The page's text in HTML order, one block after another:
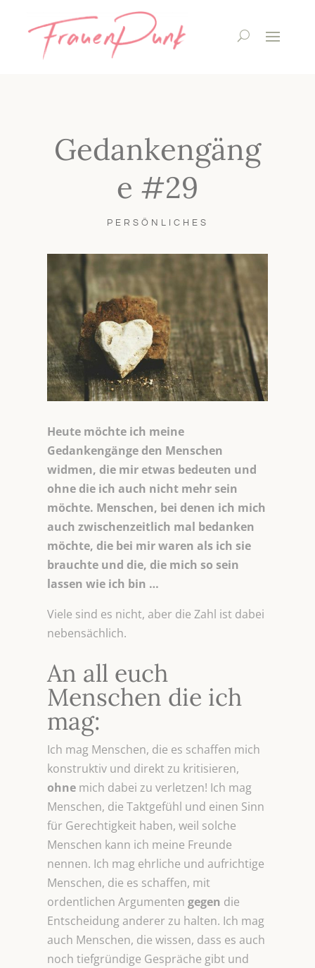
Gedankengäng
e #29
PERSÖNLICHES
Heute möchte ich meine
Gedankengänge den Menschen
widmen, die mir etwas bedeuten und
ohne die ich auch nicht mehr sein
möchte. Menschen, bei denen ich mich
auch zwischenzeitlich mal bedanken
möchte, die bei mir waren als ich sie
brauchte und die, die mich so sein
lassen wie ich bin …
Viele sind es nicht, aber die Zahl ist dabei
nebensächlich.
An all euch
Menschen die ich
mag:
Ich mag Menschen, die es schaffen mich
konstruktiv und direkt zu kritisieren,
ohne mich dabei zu verletzen! Ich mag
Menschen, die Taktgefühl und einen Sinn
für Gerechtigkeit haben, weil solche
Menschen kann ich meine Freunde
nennen. Ich mag ehrliche und aufrichtige
Menschen, die es schaffen, mit
ordentlichen Argumenten gegen die
Entscheidung anderer zu halten. Ich mag
auch Menschen, die wissen, dass es auch
noch tiefgründige Gespräche gibt und